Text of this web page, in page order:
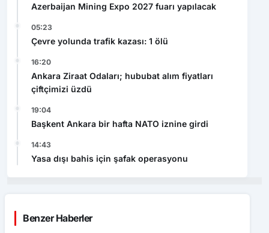
Azerbaijan Mining Expo 2027 fuarı yapılacak
05:23
Çevre yolunda trafik kazası: 1 ölü
16:20
Ankara Ziraat Odaları; hububat alım fiyatları
çiftçimizi üzdü
19:04
Başkent Ankara bir hafta NATO iznine girdi
14:43
Yasa dışı bahis için şafak operasyonu
Benzer Haberler